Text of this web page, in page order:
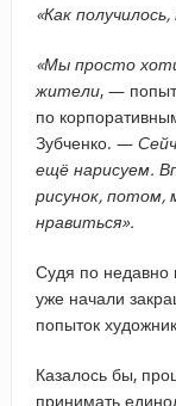
«Как
«Мы просто
жители, —
по
Зубченко. —
ещё нарисуем.
рисунок,
нравиться».
Судя по
уже начали
попыток
Казалось бы,
принимать